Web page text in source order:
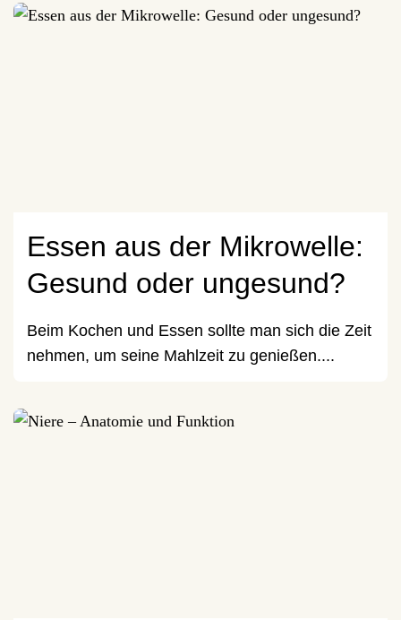
Essen aus der Mikrowelle:
Gesund oder ungesund?
Beim Kochen und Essen sollte man sich die Zeit
nehmen, um seine Mahlzeit zu genießen....